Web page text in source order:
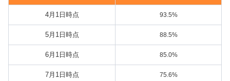
4月1日時点 93.5%
5月1日時点 88.5%
6月1日時点 85.0%
7月1日時点 75.6%